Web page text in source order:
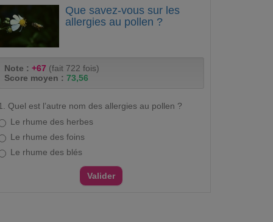
Que savez-vous sur les
allergies au pollen ?
Note : +67 (fait 722 fois)
Score moyen : 73,56
Quel est l’autre nom des allergies au pollen ?
Le rhume des herbes
Le rhume des foins
Le rhume des blés